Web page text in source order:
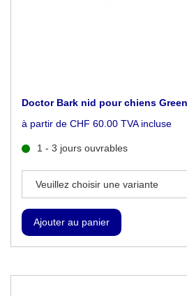
Doctor Bark nid pour chiens
à partir de CHF 60.00 TVA incluse
1 - 3 jours ouvrables